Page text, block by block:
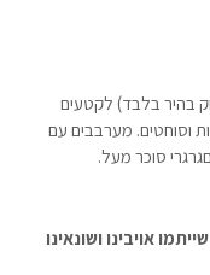
בהיר בלבד) לקטעים
ס"מ. מבשלים במים רותחים כ-25 דקות וסוחטים. מערבבים עם
סוכר מעל.
אויבינו ושונאינו